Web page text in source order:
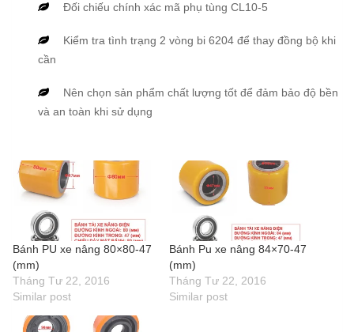
Đối chiếu chính xác mã phụ tùng CL10-5
Kiểm tra tình trạng 2 vòng bi 6204 để thay đồng bộ khi
cần
Nên chọn sản phẩm chất lượng tốt để đảm bảo độ bền
và an toàn khi sử dụng
Bánh PU xe nâng 80×80-47
(mm)
Tháng Tư 22, 2016
Similar post
Bánh Pu xe nâng 84×70-47
(mm)
Tháng Tư 22, 2016
Similar post